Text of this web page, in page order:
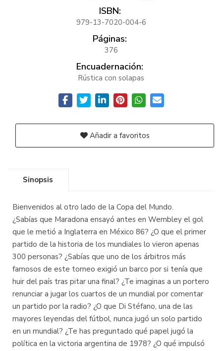
ISBN:
979-13-7020-004-6
Páginas:
376
Encuadernación:
Rústica con solapas
Añadir a favoritos
Sinopsis
Bienvenidos al otro lado de la Copa del Mundo.
¿Sabías que Maradona ensayó antes en Wembley el gol
que le metió a Inglaterra en México 86? ¿O que el primer
partido de la historia de los mundiales lo vieron apenas
300 personas? ¿Sabías que uno de los árbitros más
famosos de este torneo exigió un barco por si tenía que
huir del país tras pitar una final? ¿Te imaginas a un portero
renunciar a jugar los cuartos de un mundial por comentar
un partido por la radio? ¿O que Di Stéfano, una de las
mayores leyendas del fútbol, nunca jugó un solo partido
en un mundial? ¿Te has preguntado qué papel jugó la
política en la victoria argentina de 1978? ¿O qué impulsó